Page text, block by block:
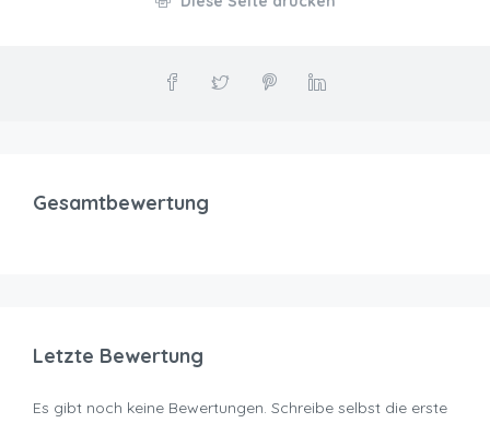
Gesamtbewertung
Letzte Bewertung
Es gibt noch keine Bewertungen. Schreibe selbst die erste